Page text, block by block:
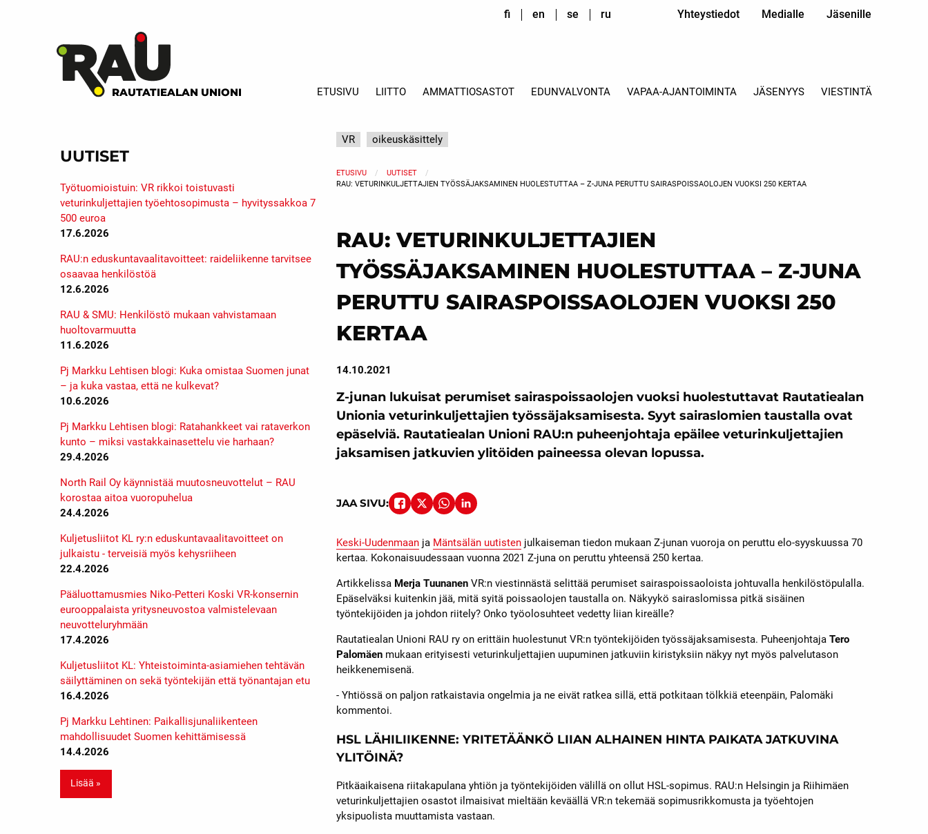
Yhteystiedot Medialle Jäsenille
fi en se ru
RAUTATIEALAN UNIONI ETUSIVU LIITTO AMMATTIOSASTOT EDUNVALVONTA VAPAA-AJANTOIMINTA JÄSENYYS VIESTINTÄ
ETUSIVU
UUTISET
RAU: VETURINKULJETTAJIEN TYÖSSÄJAKSAMINEN HUOLESTUTTAA – Z-JUNA PERUTTU SAIRASPOISSAOLOJEN VUOKSI 250 KERTAA
RAU: VETURINKULJETTAJIEN
TYÖSSÄJAKSAMINEN HUOLESTUTTAA – Z-JUNA
PERUTTU SAIRASPOISSAOLOJEN VUOKSI 250
KERTAA
14.10.2021
Z-junan lukuisat perumiset sairaspoissaolojen vuoksi huolestuttavat Rautatiealan
Unionia veturinkuljettajien työssäjaksamisesta. Syyt sairaslomien taustalla ovat
epäselviä. Rautatiealan Unioni RAU:n puheenjohtaja epäilee veturinkuljettajien
jaksamisen jatkuvien ylitöiden paineessa olevan lopussa.
Keski-Uudenmaanja Mäntsälän uutistenjulkaiseman tiedon mukaan Z-junan vuoroja on peruttu elo-syyskuussa 70
kertaa. Kokonaisuudessaan vuonna 2021 Z-juna on peruttu yhteensä 250 kertaa.
Artikkelissa Merja TuunanenVR:n viestinnästä selittää perumiset sairaspoissaoloista johtuvalla henkilöstöpulalla.
Epäselväksi kuitenkin jää, mitä syitä poissaolojen taustalla on. Näkyykö sairaslomissa pitkä sisäinen
työntekijöiden ja johdon riitely? Onko työolosuhteet vedetty liian kireälle?
Rautatiealan Unioni RAU ry on erittäin huolestunut VR:n työntekijöiden työssäjaksamisesta. Puheenjohtaja Tero
Palomäenmukaan erityisesti veturinkuljettajien uupuminen jatkuviin kiristyksiin näkyy nyt myös palvelutason
heikkenemisenä.
- Yhtiössä on paljon ratkaistavia ongelmia ja ne eivät ratkea sillä, että potkitaan tölkkiä eteenpäin, Palomäki
kommentoi.
HSL LÄHILIIKENNE: YRITETÄÄNKÖ LIIAN ALHAINEN HINTA PAIKATA JATKUVINA
YLITÖINÄ?
Pitkäaikaisena riitakapulana yhtiön ja työntekijöiden välillä on ollut HSL-sopimus. RAU:n Helsingin ja Riihimäen
veturinkuljettajien osastot ilmaisivat mieltään keväällä VR:n tekemää sopimusrikkomusta ja työehtojen
yksipuolista muuttamista vastaan.
VR oikeuskäsittely
JAA SIVU:
UUTISET
Työtuomioistuin: VR rikkoi toistuvasti
veturinkuljettajien työehtosopimusta – hyvityssakkoa 7
500 euroa
17.6.2026
RAU:n eduskuntavaalitavoitteet: raideliikenne tarvitsee
osaavaa henkilöstöä
12.6.2026
RAU & SMU: Henkilöstö mukaan vahvistamaan
huoltovarmuutta
11.6.2026
Pj Markku Lehtisen blogi: Kuka omistaa Suomen junat
– ja kuka vastaa, että ne kulkevat?
10.6.2026
Pj Markku Lehtisen blogi: Ratahankkeet vai rataverkon
kunto – miksi vastakkainasettelu vie harhaan?
29.4.2026
North Rail Oy käynnistää muutosneuvottelut – RAU
korostaa aitoa vuoropuhelua
24.4.2026
Kuljetusliitot KL ry:n eduskuntavaalitavoitteet on
julkaistu - terveisiä myös kehysriiheen
22.4.2026
Pääluottamusmies Niko-Petteri Koski VR-konsernin
eurooppalaista yritysneuvostoa valmistelevaan
neuvotteluryhmään
17.4.2026
Kuljetusliitot KL: Yhteistoiminta-asiamiehen tehtävän
säilyttäminen on sekä työntekijän että työnantajan etu
16.4.2026
Pj Markku Lehtinen: Paikallisjunaliikenteen
mahdollisuudet Suomen kehittämisessä
14.4.2026
Lisää »